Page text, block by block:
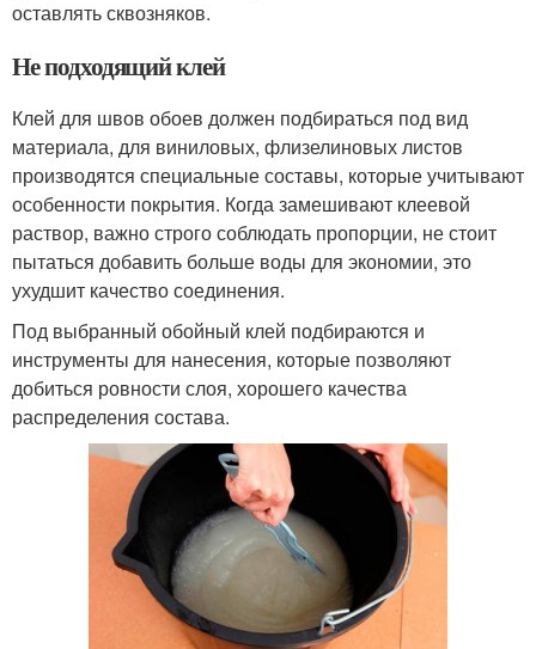
оставлять сквозняков.
Не подходящий клей
Клей для швов обоев должен подбираться под вид
материала, для виниловых, флизелиновых листов
производятся специальные составы, которые учитывают
особенности покрытия. Когда замешивают клеевой
раствор, важно строго соблюдать пропорции, не стоит
пытаться добавить больше воды для экономии, это
ухудшит качество соединения.
Под выбранный обойный клей подбираются и
инструменты для нанесения, которые позволяют
добиться ровности слоя, хорошего качества
распределения состава.